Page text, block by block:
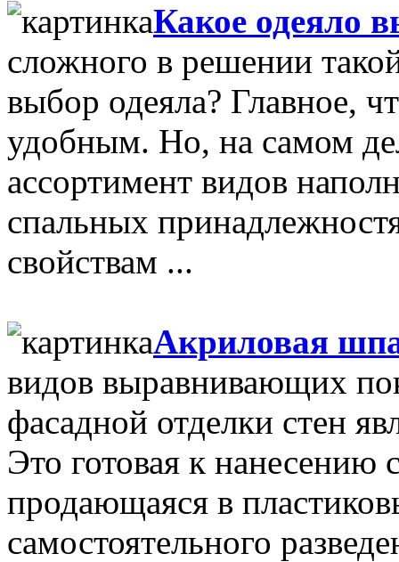
Какое одеяло
сложного в решении
выбор одеяла? Главное,
удобным. Но, на самом
ассортимент видов
спальных
свойствам ...
Акриловая
видов выравнивающих
фасадной отделки стен
Это готовая к нанесению
продающаяся в
самостоятельного